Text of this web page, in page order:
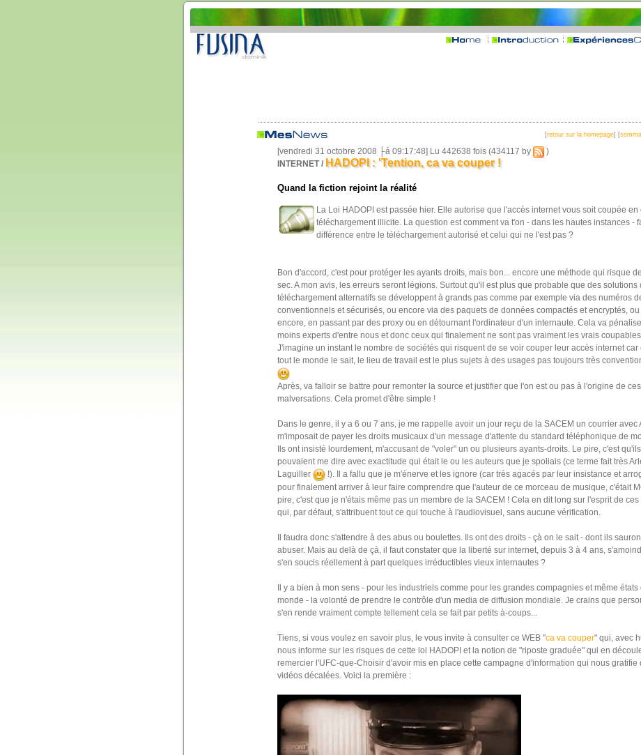
[retour sur la homepage] [
[vendredi 31 octobre 2008 ├á 09:17:48] Lu 442638 fois (434117 by
)
INTERNET / HADOPI : 'Tention, ca va couper !
Quand la fiction rejoint la réalité
La Loi HADOPI est passée hier. Elle autorise que l'accès internet vous soit coupée en
téléchargement illicite. La question est comment va t'on - dans les hautes instances -
différence entre le téléchargement autorisé et celui qui ne l'est pas ?
Bon d'accord, c'est pour protéger les ayants droits, mais bon... encore une méthode qui risque
sec. A mon avis, les erreurs seront légions. Surtout qu'il est plus que probable que des solutions
téléchargement alternatifs se développent à grands pas comme par exemple via des numéros
conventionnels et sécurisés, ou encore via des paquets de données compactés et encryptés, ou
encore, en passant par des proxy ou en détournant l'ordinateur d'un internaute. Cela va
moins experts d'entre nous et donc ceux qui finalement ne sont pas vraiment les vrais
J'imagine un instant le nombre de sociétés qui risquent de se voir couper leur accès internet car
tout le monde le sait, le lieu de travail est le plus sujets à des usages pas toujours très
Après, va falloir se battre pour remonter la source et justifier que l'on est ou pas à l'origine de ces
malversations. Cela promet d'être simple !
Dans le genre, il y a 6 ou 7 ans, je me rappelle avoir un jour reçu de la SACEM un courrier avec
m'imposait de payer les droits musicaux d'un message d'attente du standard téléphonique de
Ils ont insisté lourdement, m'accusant de "voler" un ou plusieurs ayants-droits. Le pire, c'est
pouvaient me dire avec exactitude qui était le ou les auteurs que je spoliais (ce terme fait très
Laguiller
!). Il a fallu que je m'énerve et les ignore (car très agacés par leur insistance et
pour finalement arriver à leur faire comprendre que l'auteur de ce morceau de musique, c'était
pire, c'est que je n'étais même pas un membre de la SACEM ! Cela en dit long sur l'esprit de ces
qui, par défaut, s'attribuent tout ce qui touche à l'audiovisuel, sans aucune vérification.
Il faudra donc s'attendre à des abus ou boulettes. Ils ont des droits - çà on le sait - dont ils
abuser. Mais au delà de çà, il faut constater que la liberté sur internet, depuis 3 à 4 ans,
s'en soucis réellement à part quelques irréductibles vieux internautes ?
Il y a bien à mon sens - pour les industriels comme pour les grandes compagnies et même états
monde - la volonté de prendre le contrôle d'un media de diffusion mondiale. Je crains que
s'en rende vraiment compte tellement cela se fait par petits à-coups...
Tiens, si vous voulez en savoir plus, le vous invite à consulter ce WEB "ca va couper" qui, avec
nous informe sur les risques de cette loi HADOPI et la notion de "riposte graduée" qui en
remercier l'UFC-que-Choisir d'avoir mis en place cette campagne d'information qui nous gratifie
vidéos décalées. Voici la première :